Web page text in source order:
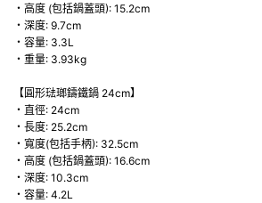
・高度 (包括鍋蓋頭): 15.2cm
・深度: 9.7cm
・容量: 3.3L
・重量: 3.93kg
【圓形琺瑯鑄鐵鍋 24cm】
・直徑: 24cm
・長度: 25.2cm
・寬度(包括手柄): 32.5cm
・高度 (包括鍋蓋頭): 16.6cm
・深度: 10.3cm
・容量: 4.2L